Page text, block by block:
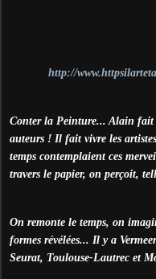
http://
Conter la Peinture... Alain fait
auteurs ! Il fait vivre les
temps contemplaient ces
travers le papier, on perçoit,
On remonte le temps, on
formes révélées... Il y a
Seurat, Toulouse-Lautrec et